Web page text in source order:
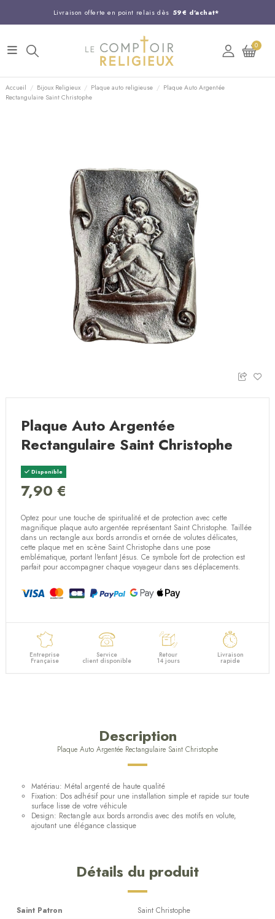
Livraison offerte en point relais dès 59€ d'achat*
Entreprise Française familiale
Support client disponible au 03 20 24 74 15
Commandez avant 14H, expédition le jour même !
0
Accueil Bijoux Religieux Plaque auto religieuse
Plaque Auto Argentée
Rectangulaire Saint Christophe
Plaque Auto Argentée
Rectangulaire Saint Christophe
Disponible
7,90 €
Optez pour une touche de spiritualité et de protection avec cette
magnifique plaque auto argentée représentant Saint Christophe. Taillée
dans un rectangle aux bords arrondis et ornée de volutes délicates,
cette plaque met en scène Saint Christophe dans une pose
emblématique, portant l'enfant Jésus. Ce symbole fort de protection est
parfait pour accompagner chaque voyageur dans ses déplacements.
Entreprise
Française
Service
client disponible
Retour
14 jours
Livraison
rapide
Description
Plaque Auto Argentée Rectangulaire Saint Christophe
Matériau: Métal argenté de haute qualité
Fixation: Dos adhésif pour une installation simple et rapide sur toute
surface lisse de votre véhicule
Design: Rectangle aux bords arrondis avec des motifs en volute,
ajoutant une élégance classique
Détails du produit
Saint Patron
Saint Christophe